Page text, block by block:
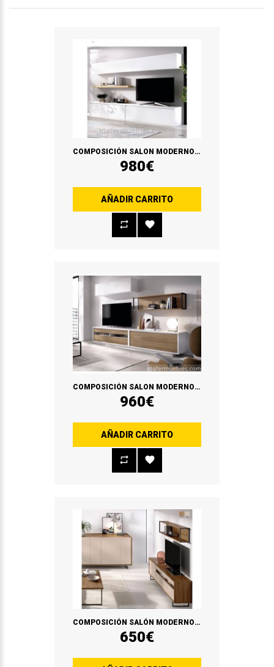
COMPOSICIÓN SALON MODERNO DUO 06
980€
AÑADIR CARRITO
COMPOSICIÓN SALON MODERNO DUO 08
960€
AÑADIR CARRITO
COMPOSICIÓN SALÓN MODERNO DUO 37
650€